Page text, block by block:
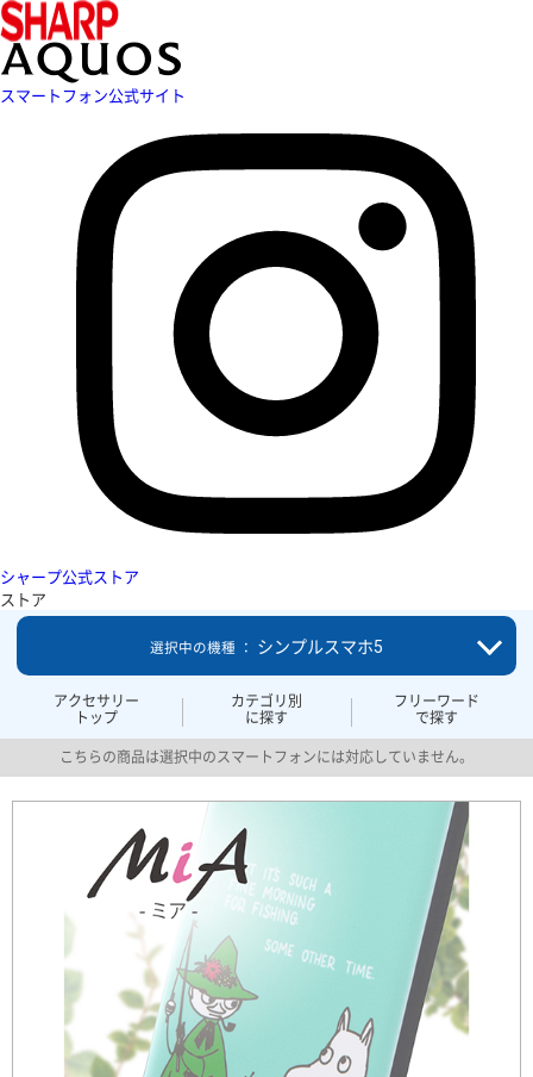
スマートフォン公式サイト
シャープ公式ストア
ストア
アクセサリー
トップ
カテゴリ別
に探す
フリーワード
で探す
選択中の機種 ： シンプルスマホ5
こちらの商品は選択中のスマートフォンには対応していません。